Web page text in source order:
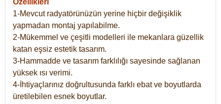
Özellikleri
1-Mevcut radyatörünüzün yerine hiçbir değişiklik
yapmadan montaj yapılabilme.
2-Mükemmel ve çeşitli modelleri ile mekanlara güzellik
katan eşsiz estetik tasarım.
3-Hammadde ve tasarım farklılığı sayesinde sağlanan
yüksek ısı verimi.
4-İhtiyaçlarınız doğrultusunda farklı ebat ve boyutlarda
üretilebilen esnek boyutlar.